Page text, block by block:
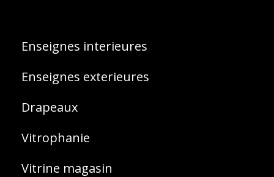
Enseignes interieures
Enseignes exterieures
Drapeaux
Vitrophanie
Vitrine magasin